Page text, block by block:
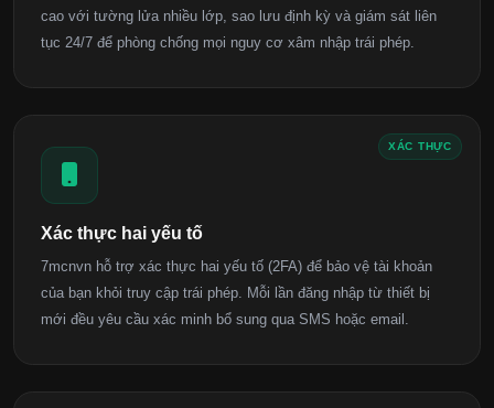
cao với tường lửa nhiều lớp, sao lưu định kỳ và giám sát liên
tục 24/7 để phòng chống mọi nguy cơ xâm nhập trái phép.
XÁC THỰC
Xác thực hai yếu tố
7mcnvn hỗ trợ xác thực hai yếu tố (2FA) để bảo vệ tài khoản
của bạn khỏi truy cập trái phép. Mỗi lần đăng nhập từ thiết bị
mới đều yêu cầu xác minh bổ sung qua SMS hoặc email.